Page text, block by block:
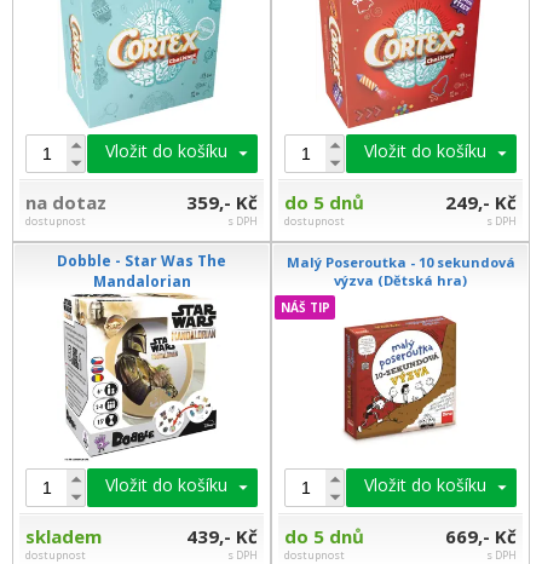
Vložit do košíku
na dotaz
dostupnost
359,- Kč
s DPH
Vložit do košíku
do 5 dnů
dostupnost
249,- Kč
s DPH
Dobble - Star Was The
Mandalorian
Vložit do košíku
skladem
dostupnost
439,- Kč
s DPH
Malý Poseroutka - 10 sekundová
výzva (Dětská hra)
NÁŠ TIP
Vložit do košíku
do 5 dnů
dostupnost
669,- Kč
s DPH